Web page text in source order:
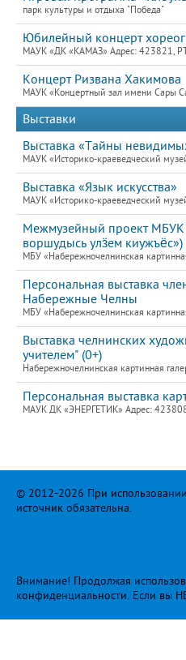
парк культуры и отдыха "Победа"
Юбилейный концерт
МАУК «ДК «КАМАЗ» Адрес: 423821,
Концерт Ризвана Хакимова
МАУК «Концертный зал имени Сары
Выставки
Выставка «Тайны
МАУК «Историко-краеведческий
Выставка «Язык искусства»
МАУК «Историко-краеведческий
Межмузейный проект МБУК
воршудысь улӟем
МБУ «Набережночелнинская
Персональная выставка
Набережные Челны
МБУ «Набережночелнинская
Выставка челнинских
учителем" (0+)
Набережночелнинская картинная
Персональная выставка
МАУК ДК «ЭНЕРГЕТИК» Адрес:
© 2012-2026 При
источник обязательна.
Внимание! Продолжая
конфиденциальности. Если вы